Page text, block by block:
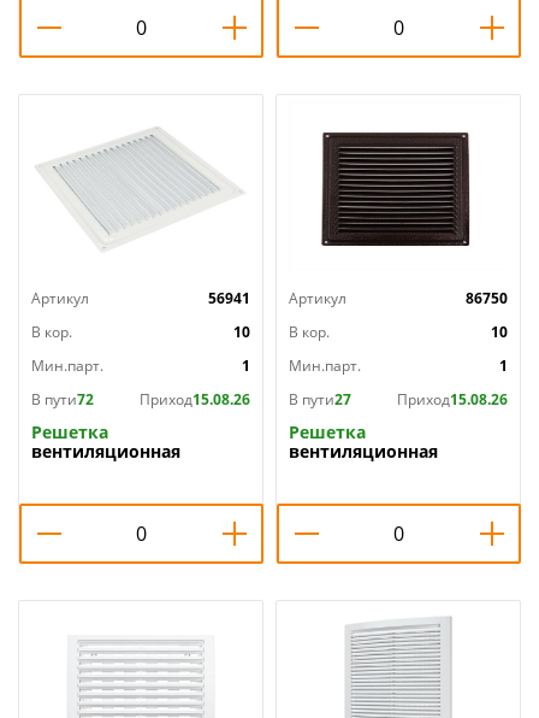
Артикул
56941
В кор.
10
Мин.парт.
1
В пути72 Приход15.08.26
Решетка
вентиляционная
200x200ВРС, белая
0,7х20х20 Эвент, 1/13
Артикул
86750
В кор.
10
Мин.парт.
1
В пути27 Приход15.08.26
Решетка
вентиляционная
200x200ВРС, медь
0,7х20х20 Эвент, 1/13